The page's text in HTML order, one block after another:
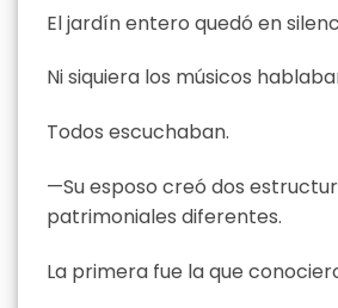
El jardín entero quedó en
Ni siquiera los músicos
Todos escuchaban.
—Su esposo creó dos
patrimoniales diferentes.
La primera fue la que